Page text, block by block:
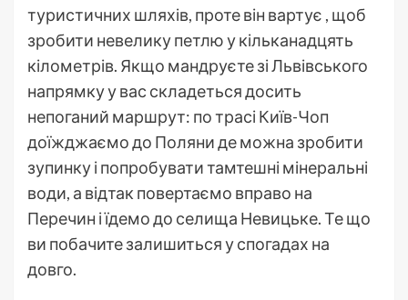
туристичних шляхів, проте він вартує , щоб
зробити невелику петлю у кільканадцять
кілометрів. Якщо мандруєте зі Львівського
напрямку у вас складеться досить
непоганий маршрут: по трасі Київ-Чоп
доїжджаємо до Поляни де можна зробити
зупинку і попробувати тамтешні мінеральні
води, а відтак повертаємо вправо на
Перечин і їдемо до селища Невицьке. Те що
ви побачите залишиться у спогадах на
довго.